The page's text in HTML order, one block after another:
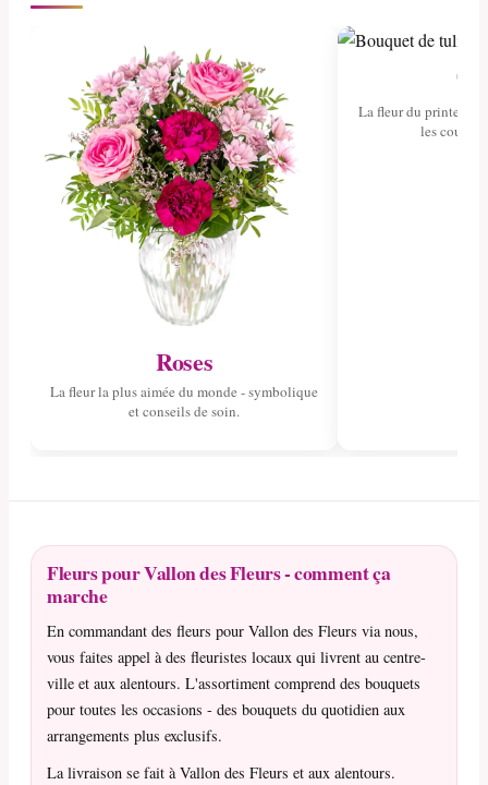
Roses
La fleur la plus aimée du monde - symbolique
et conseils de soin.
La fleur du
les
Fleurs pour Vallon des Fleurs - comment ça
marche
En commandant des fleurs pour Vallon des Fleurs via nous,
vous faites appel à des fleuristes locaux qui livrent au centre-
ville et aux alentours. L'assortiment comprend des bouquets
pour toutes les occasions - des bouquets du quotidien aux
arrangements plus exclusifs.
La livraison se fait à Vallon des Fleurs et aux alentours.